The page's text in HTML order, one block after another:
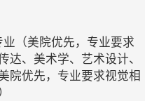
（美院优先，专业要求
达、美术学、艺术设计、
院优先，专业要求视觉相